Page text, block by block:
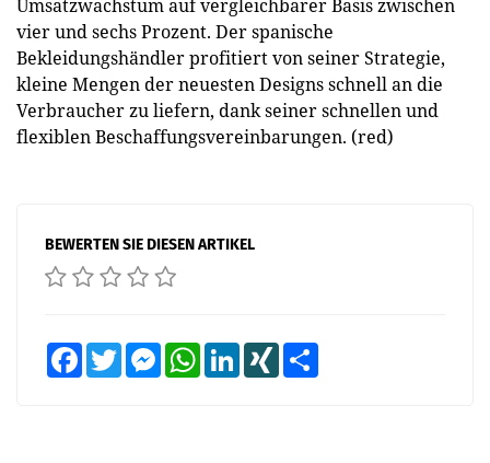
Umsatzwachstum auf vergleichbarer Basis zwischen
vier und sechs Prozent. Der spanische
Bekleidungshändler profitiert von seiner Strategie,
kleine Mengen der neuesten Designs schnell an die
Verbraucher zu liefern, dank seiner schnellen und
flexiblen Beschaffungsvereinbarungen. (red)
BEWERTEN SIE DIESEN ARTIKEL
FacebookTwitter MessengerWhatsAppLinkedInXING